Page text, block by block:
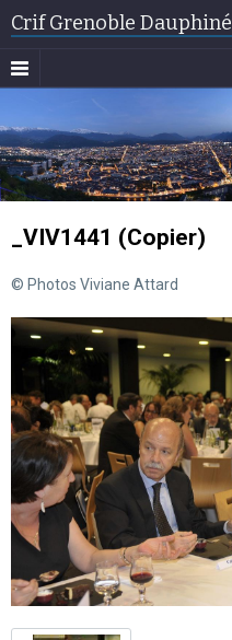
Crif Grenoble Dauphiné
_VIV1441 (Copier)
© Photos Viviane Attard